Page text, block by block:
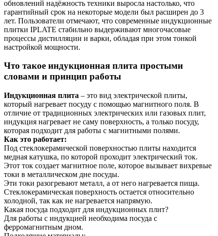
обновлений надёжность техники выросла настолько, что
гарантийный срок на некоторые модели был расширен до 3
лет. Пользователи отмечают, что современные индукционные
плитки IPLATE стабильно выдерживают многочасовые
процессы дистилляции и варки, обладая при этом тонкой
настройкой мощности.
Что такое индукционная плита простыми
словами и принцип работы
Индукционная плита – это вид электрической плиты,
который нагревает посуду с помощью магнитного поля. В
отличие от традиционных электрических или газовых плит,
индукция нагревает не саму поверхность, а только посуду,
которая подходит для работы с магнитными полями.
Как это работает:
Под стеклокерамической поверхностью плиты находится
медная катушка, по которой проходит электрический ток.
Этот ток создает магнитное поле, которое вызывает вихревые
токи в металлическом дне посуды.
Эти токи разогревают металл, а от него нагревается пища.
Стеклокерамическая поверхность остается относительно
холодной, так как не нагревается напрямую.
Какая посуда подходит для индукционных плит?
Для работы с индукцией необходима посуда с
ферромагнитным дном.